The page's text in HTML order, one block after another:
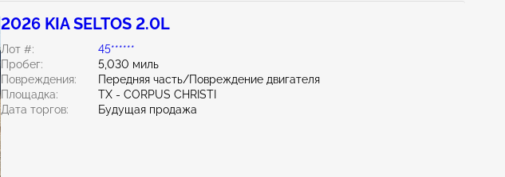
2026 KIA SELTOS 2.0L
Лот #:
45******
Пробег:
5,030 миль
Повреждения:
Передняя часть/Повреждение двигателя
Площадка:
TX - CORPUS CHRISTI
Дата торгов:
Будущая продажа